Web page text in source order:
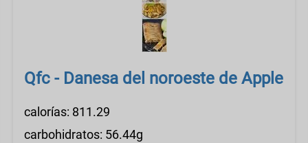
Qfc - Danesa del noroeste de Apple
calorías: 811.29
carbohidratos: 56.44g